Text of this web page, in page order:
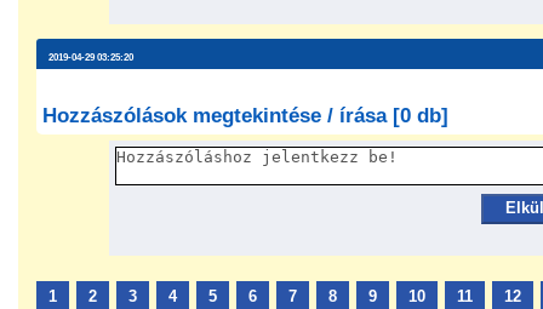
2019-04-29 03:25:20
Hozzászólások megtekintése / írása [0 db]
1 2 3 4 5 6 7 8 9 10 11 12